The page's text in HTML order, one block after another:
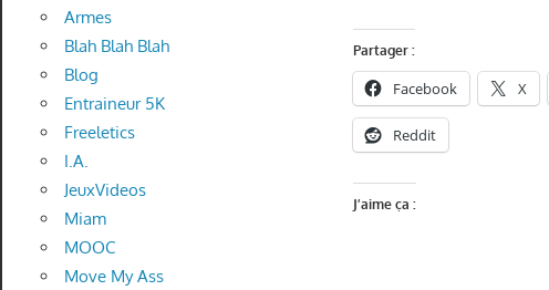
Partager :
Facebook X
Reddit
J’aime ça :
Armes
Blah Blah Blah
Blog
Entraineur 5K
Freeletics
I.A.
JeuxVideos
Miam
MOOC
Move My Ass